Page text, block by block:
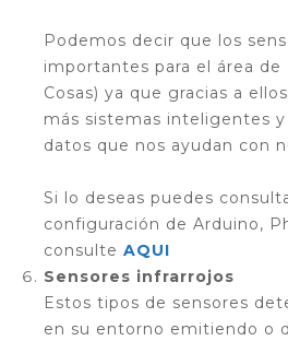
Podemos decir que los
importantes para el área
Cosas) ya que gracias a
más sistemas inteligentes
datos que nos ayudan con
Si lo deseas puedes
configuración de Arduino,
consulte AQUI
Sensores infrarrojos
Estos tipos de sensores
en su entorno emitiendo o